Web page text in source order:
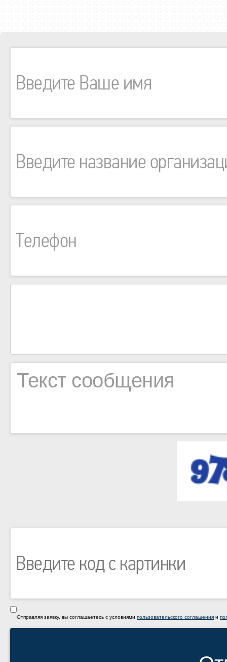
Отправляя заявку, вы соглашаетесь с условиями пользовательского соглашения и